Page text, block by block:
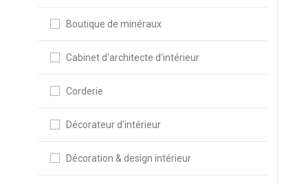
Boutique de minéraux
Cabinet d'architecte d'intérieur
Corderie
Décorateur d'intérieur
Décoration & design intérieur